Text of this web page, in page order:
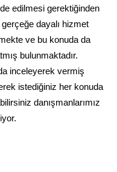
edilmesi gerektiğinden
dayalı hizmet
ve bu konuda da
bulunmaktadır.
inceleyerek vermiş
istediğiniz her konuda
danışmanlarımız